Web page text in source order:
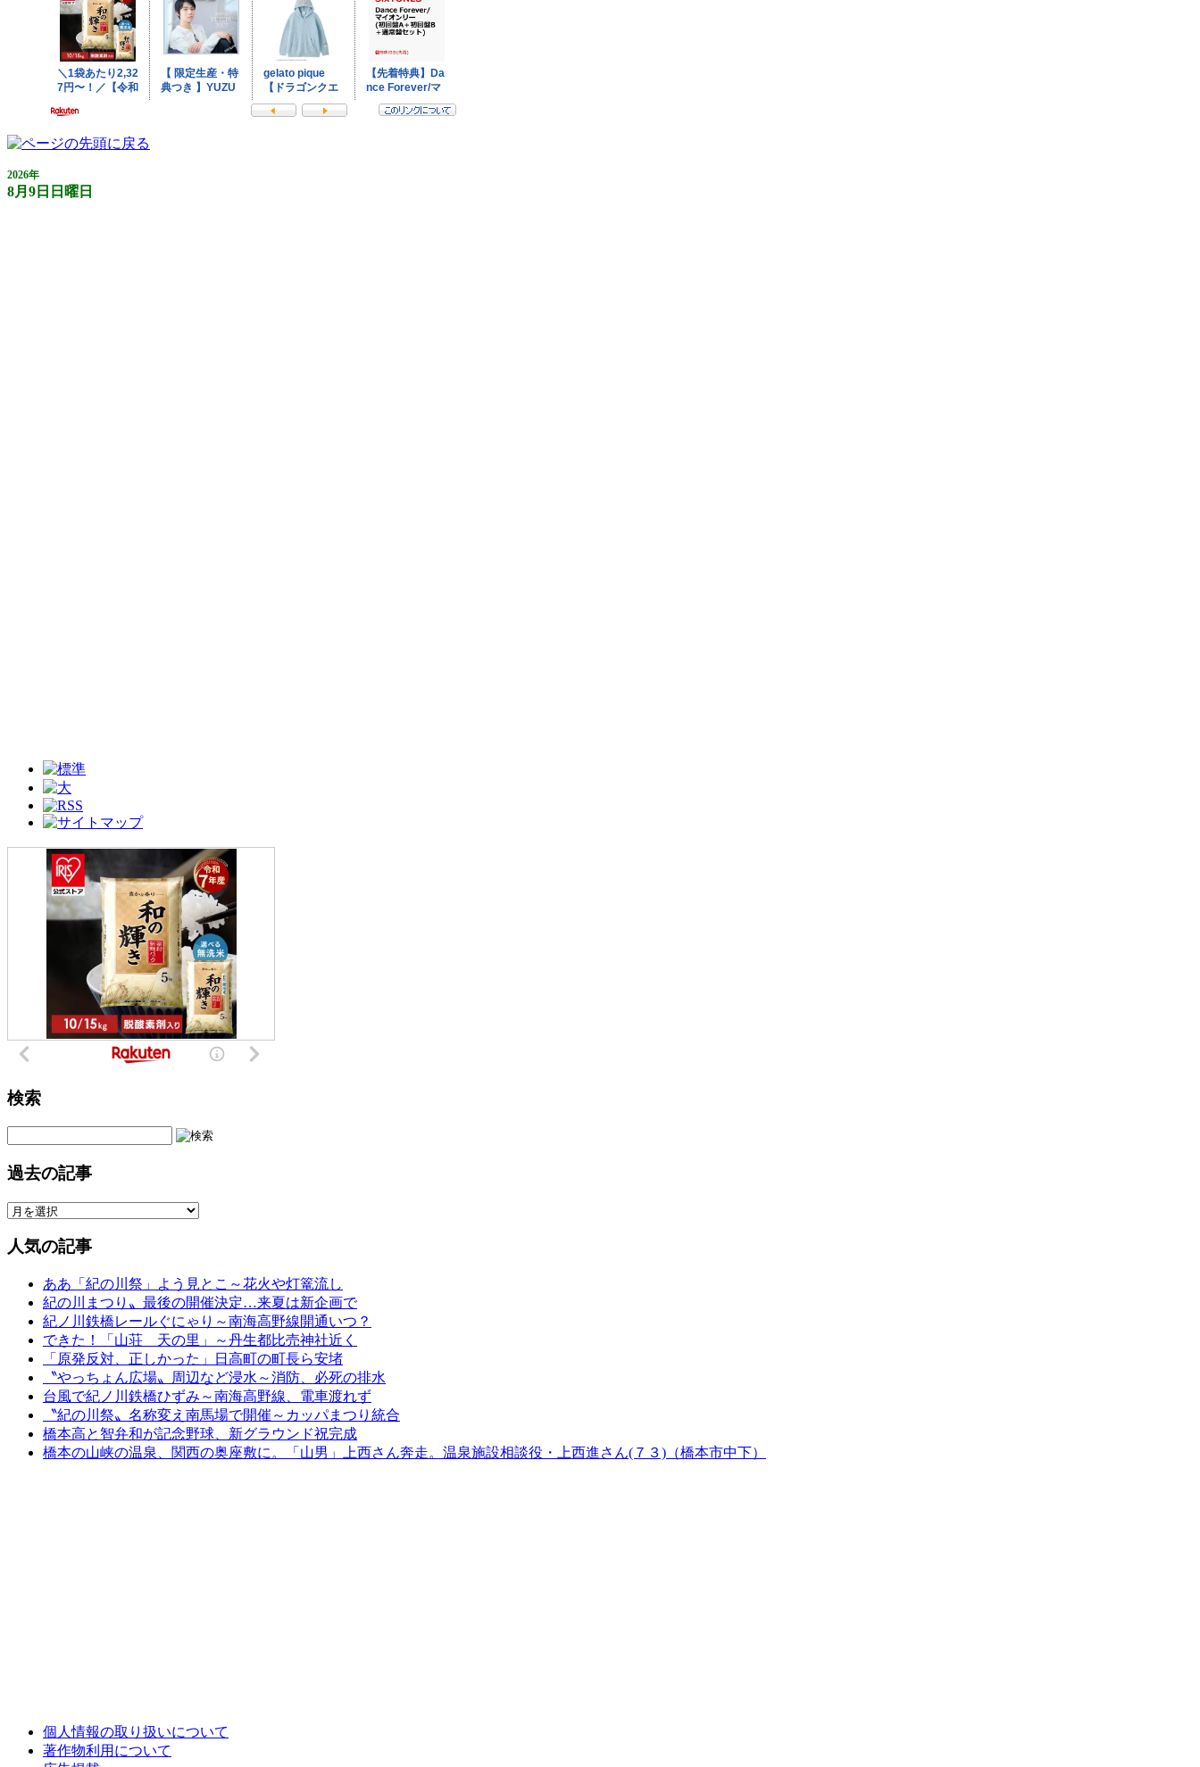
2026年
8月9日日曜日
検索
過去の記事
人気の記事
ああ「紀の川祭」よう見とこ～花火や灯篭流し
紀の川まつり〟最後の開催決定…来夏は新企画で
紀ノ川鉄橋レールぐにゃり～南海高野線開通いつ？
できた！「山荘 天の里」～丹生都比売神社近く
「原発反対、正しかった」日高町の町長ら安堵
〝やっちょん広場〟周辺など浸水～消防、必死の排水
台風で紀ノ川鉄橋ひずみ～南海高野線、電車渡れず
〝紀の川祭〟名称変え南馬場で開催～カッパまつり統合
橋本高と智弁和が記念野球、新グラウンド祝完成
橋本の山峡の温泉、関西の奥座敷に。「山男」上西さん奔走。温泉施設相談役・上西進さん(７３)（橋本市中下）
個人情報の取り扱いについて
著作物利用について